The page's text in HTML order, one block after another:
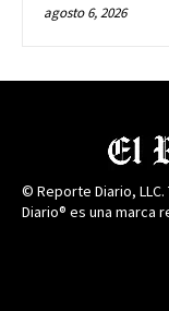
agosto 6, 2026
© Reporte Diario,
Diario® es una marca